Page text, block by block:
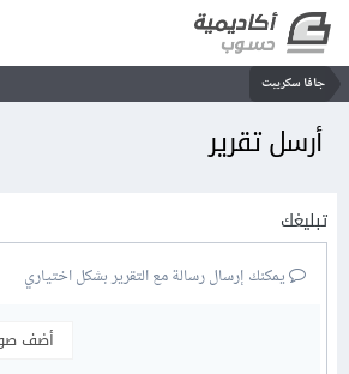
جافا سكريبت
أرسل تقرير
تبليغك
يمكنك إرسال رسالة مع التقرير بشكل اختياري
أضف